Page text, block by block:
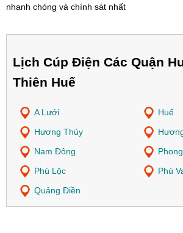
nhanh chóng và chính sát nhất
Lịch Cúp Điện Các Quận
Thiên Huế
A Lưới
Huế
Hương Thủy
Nam Đông
Phú Lộc
Phú
Quảng Điền